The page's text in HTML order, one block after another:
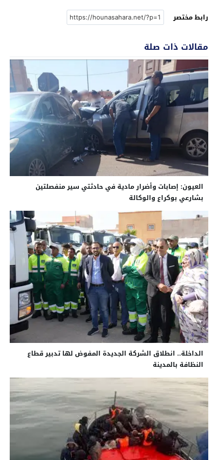
رابط مختصر
مقالات ذات صلة
العيون: إصابات وأضرار مادية في حادثتي سير منفصلتين
بشارعي بوكراع والوكالة
الداخلة.. انطلاق الشركة الجديدة المفوض لها تدبير قطاع
النظافة بالمدينة